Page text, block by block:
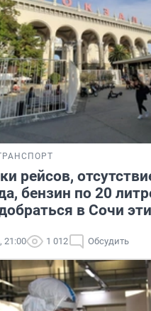
рейсов,
бензин по 20
в Сочи
21:00 1 012 Обсудить